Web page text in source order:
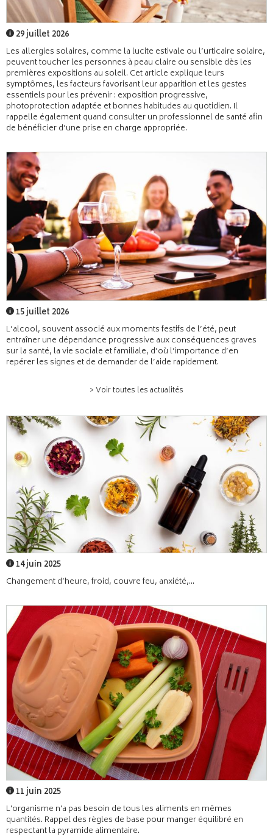
29 juillet 2026
Les allergies solaires, comme la lucite estivale ou l’urticaire solaire,
peuvent toucher les personnes à peau claire ou sensible dès les
premières expositions au soleil. Cet article explique leurs
symptômes, les facteurs favorisant leur apparition et les gestes
essentiels pour les prévenir : exposition progressive,
photoprotection adaptée et bonnes habitudes au quotidien. Il
rappelle également quand consulter un professionnel de santé afin
de bénéficier d’une prise en charge appropriée.
15 juillet 2026
L’alcool, souvent associé aux moments festifs de l’été, peut
entraîner une dépendance progressive aux conséquences graves
sur la santé, la vie sociale et familiale, d’où l’importance d’en
repérer les signes et de demander de l’aide rapidement.
> Voir toutes les actualités
14 juin 2025
Changement d’heure, froid, couvre feu, anxiété,...
11 juin 2025
L'organisme n'a pas besoin de tous les aliments en mêmes
quantités. Rappel des règles de base pour manger équilibré en
respectant la pyramide alimentaire.